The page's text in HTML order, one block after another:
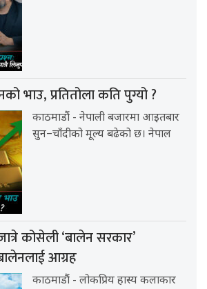
भाउ, प्रतितोला कति पुग्यो ?
काठमाडौं - नेपाली बजारमा आइतबार
सुन–चाँदीको मूल्य बढेको छ। नेपाल
कोसेली ‘बालेन सरकार’
आग्रह
काठमाडौं - लोकप्रिय हास्य कलाकार